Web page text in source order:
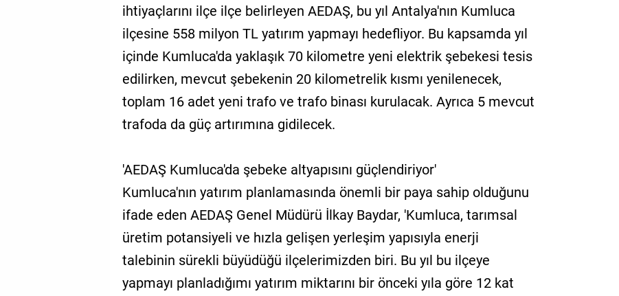
ihtiyaçlarını ilçe ilçe belirleyen AEDAŞ, bu yıl Antalya'nın Kumluca
ilçesine 558 milyon TL yatırım yapmayı hedefliyor. Bu kapsamda yıl
içinde Kumluca'da yaklaşık 70 kilometre yeni elektrik şebekesi tesis
edilirken, mevcut şebekenin 20 kilometrelik kısmı yenilenecek,
toplam 16 adet yeni trafo ve trafo binası kurulacak. Ayrıca 5 mevcut
trafoda da güç artırımına gidilecek.
'AEDAŞ Kumluca'da şebeke altyapısını güçlendiriyor'
Kumluca'nın yatırım planlamasında önemli bir paya sahip olduğunu
ifade eden AEDAŞ Genel Müdürü İlkay Baydar, 'Kumluca, tarımsal
üretim potansiyeli ve hızla gelişen yerleşim yapısıyla enerji
talebinin sürekli büyüdüğü ilçelerimizden biri. Bu yıl bu ilçeye
yapmayı planladığımı yatırım miktarını bir önceki yıla göre 12 kat